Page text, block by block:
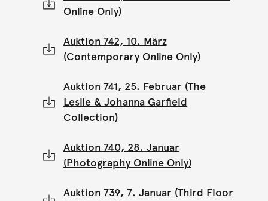
Online Only)
Auktion 742, 10. März
(Contemporary Online Only)
Auktion 741, 25. Februar (The
Leslie & Johanna Garfield
Collection)
Auktion 740, 28. Januar
(Photography Online Only)
Auktion 739, 7. Januar (Third Floor